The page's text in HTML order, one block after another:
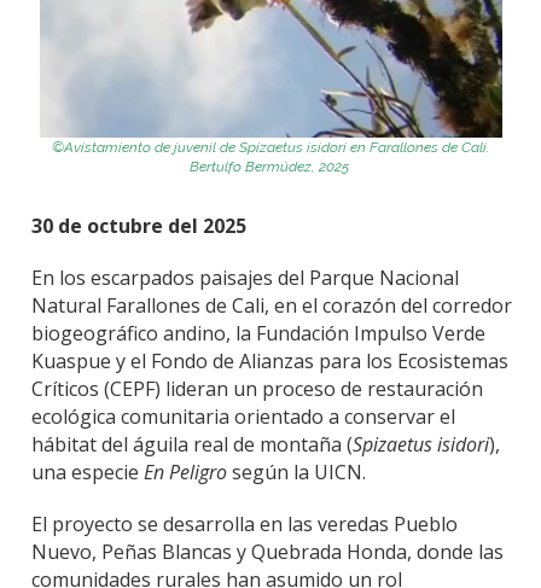
©Avistamiento de juvenil de Spizaetus isidori en Farallones de Cali.
BertulfoBermúdez, 2025
30 de octubre del 2025
En los escarpados paisajes del Parque Nacional
Natural Farallones de Cali, en el corazón del corredor
biogeográfico andino, la Fundación Impulso Verde
Kuaspue y el Fondo de Alianzas para los Ecosistemas
Críticos (CEPF) lideran un proceso de restauración
ecológica comunitaria orientado a conservar el
hábitat del águila real de montaña (Spizaetus isidori),
una especie En Peligrosegún la UICN.
El proyecto se desarrolla en las veredas Pueblo
Nuevo, Peñas Blancas y Quebrada Honda, donde las
comunidades rurales han asumido un rol